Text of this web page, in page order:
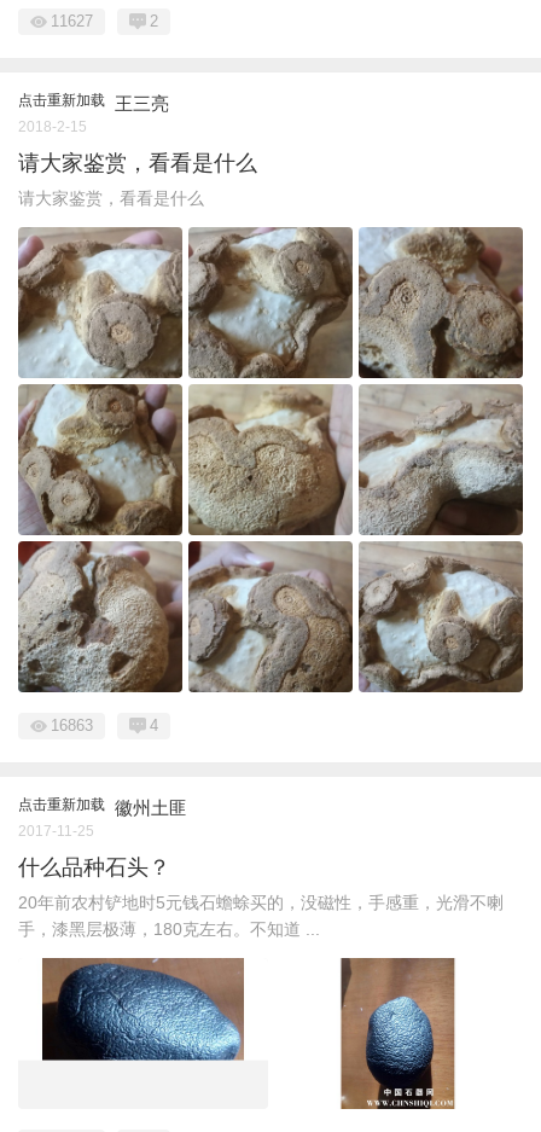
11627 2
点击重新加载 王三亮
2018-2-15
请大家鉴赏，看看是什么
请大家鉴赏，看看是什么
16863 4
点击重新加载 徽州土匪
2017-11-25
什么品种石头？
20年前农村铲地时5元钱石蟾蜍买的，没磁性，手感重，光滑不喇
手，漆黑层极薄，180克左右。不知道 ...